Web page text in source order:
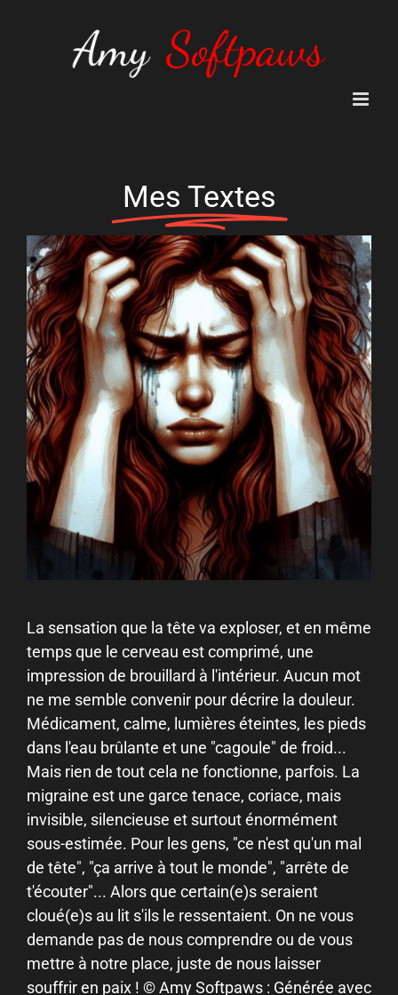
Mes Textes
La sensation que la tête va exploser, et en même
temps que le cerveau est comprimé, une
impression de brouillard à l'intérieur. Aucun mot
ne me semble convenir pour décrire la douleur.
Médicament, calme, lumières éteintes, les pieds
dans l'eau brûlante et une "cagoule" de froid...
Mais rien de tout cela ne fonctionne, parfois. La
migraine est une garce tenace, coriace, mais
invisible, silencieuse et surtout énormément
sous-estimée. Pour les gens, "ce n'est qu'un mal
de tête", "ça arrive à tout le monde", "arrête de
t'écouter"... Alors que certain(e)s seraient
cloué(e)s au lit s'ils le ressentaient. On ne vous
demande pas de nous comprendre ou de vous
mettre à notre place, juste de nous laisser
souffrir en paix ! © Amy Softpaws : Générée avec